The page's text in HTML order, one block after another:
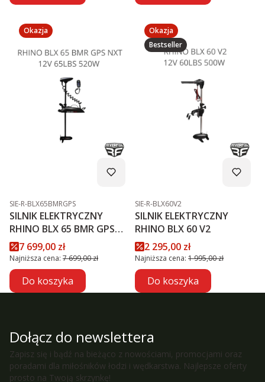
Okazja
Kod produktu
SIE-R-BLX65BMRGPS
SILNIK ELEKTRYCZNY
RHINO BLX 65 BMR GPS
NXTCena promocyjna
7 699,00 zł
Najniższa cena: 7 699,00 zł
Do koszyka
Okazja
Bestseller
Kod produktu
SIE-R-BLX60V2
SILNIK ELEKTRYCZNY
RHINO BLX 60 V2
Cena promocyjna
2 295,00 zł
Najniższa cena: 1 995,00 zł
Do koszyka
Dołącz do newslettera
Zapisz się i bądź na bieżąco z nowościami, promocjami oraz
poradami dla miłośników łodzi i wędkarstwa. Najlepsze oferty
prosto na Twoją skrzynkę!